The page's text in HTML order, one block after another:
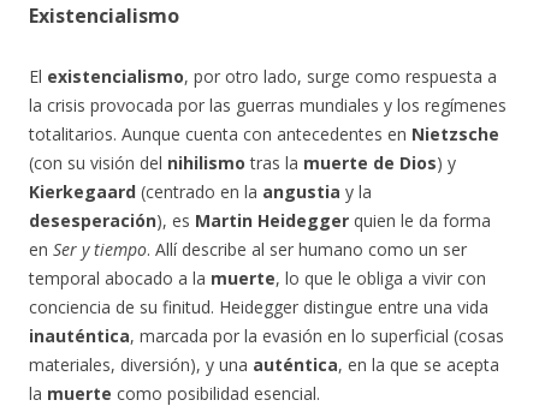
Existencialismo
El existencialismo, por otro lado, surge como respuesta a
la crisis provocada por las guerras mundiales y los regímenes
totalitarios. Aunque cuenta con antecedentes en Nietzsche
(con su visión del nihilismo tras la muerte de Dios) y
Kierkegaard (centrado en la angustia y la
desesperación), es Martin Heidegger quien le da forma
en Ser y tiempo. Allí describe al ser humano como un ser
temporal abocado a la muerte, lo que le obliga a vivir con
conciencia de su finitud. Heidegger distingue entre una vida
inauténtica, marcada por la evasión en lo superficial (cosas
materiales, diversión), y una auténtica, en la que se acepta
la muerte como posibilidad esencial.